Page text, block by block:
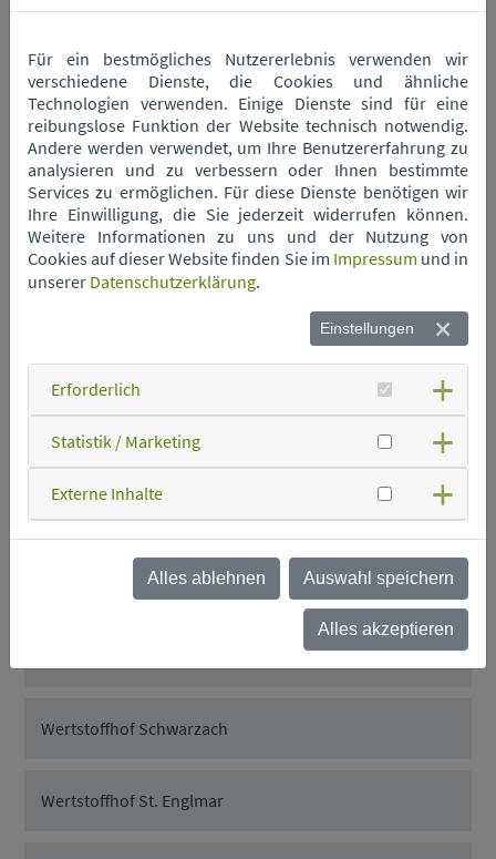
Wertstoffhof Mitterfels
Wertstoffhof Neukirchen
Wertstoffhof Niederwinkling
Wertstoffhof Oberschneiding
Wertstoffhof Parkstetten
Wertstoffhof Perkam
Wertstoffhof Rain
Wertstoffhof Rattiszell
Wertstoffhof Schwarzach
Wertstoffhof St. Englmar
Für ein bestmögliches Nutzererlebnis verwenden wir
verschiedene Dienste, die Cookies und ähnliche
Technologien verwenden. Einige Dienste sind für eine
reibungslose Funktion der Website technisch notwendig.
Andere werden verwendet, um Ihre Benutzererfahrung zu
analysieren und zu verbessern oder Ihnen bestimmte
Services zu ermöglichen. Für diese Dienste benötigen wir
Ihre Einwilligung, die Sie jederzeit widerrufen können.
Weitere Informationen zu uns und der Nutzung von
Cookies auf dieser Website finden Sie im Impressum und in
unserer Datenschutzerklärung.
Einstellungen
Erforderlich
Statistik / Marketing
Externe Inhalte
Alles ablehnen Auswahl speichern
Alles akzeptieren